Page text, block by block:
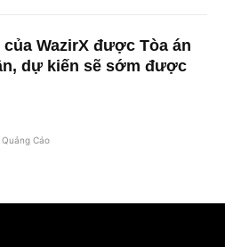
WazirX được Tòa án
dự kiến ​​sẽ sớm được
Quảng Cáo